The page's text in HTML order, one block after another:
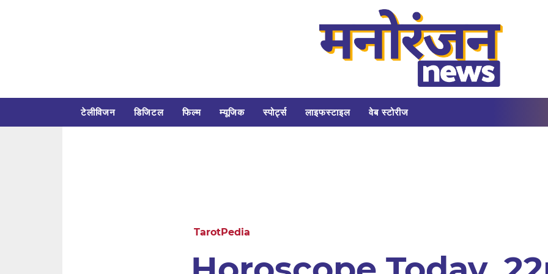
टेलीविजन डिजिटल फिल्म म्यूजिक स्पोर्ट्स लाइफस्टाइल वेब स्टोरीज
TarotPedia